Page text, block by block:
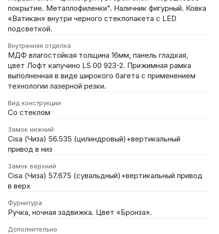
покрытие. Металлофиленки". Наличник фигурный. Ковка
«Ватикан» внутри черного стеклопакета с LED
подсветкой.
Внутренняя отделка
МДФ влагостойкая толщина 16мм, панель гладкая,
цвет Лофт капучино LS 00 923-2. Прижимная рамка
выполненная в виде широкого багета с применением
технологии лазерной резки.
Вид конструкции
Со стеклом
Замок нижний
Cisa (Чиза) 56.535 (цилиндровый)+вертикальный
привод в низ
Замок верхний
Cisa (Чиза) 57.675 (сувальдный)+вертикальный привод
в верх
Фурнитура
Ручка, ночная задвижка. Цвет «Бронза».
Дополнительно